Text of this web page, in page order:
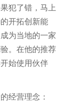
犯了错，马上
开拓创新能
为当地的一家
。在他的推荐
始使用伙伴
经营理念：